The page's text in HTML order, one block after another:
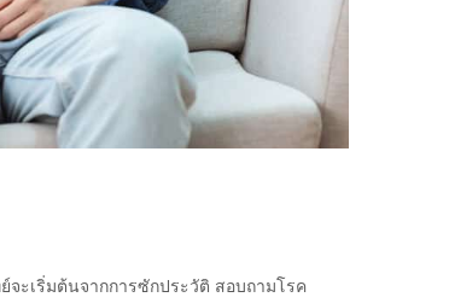
ะเริ่มต้นจากการซักประวัติ สอบถามโรค